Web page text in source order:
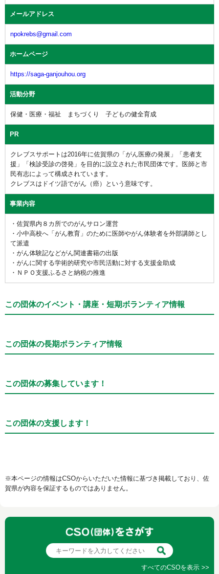
メールアドレス
npokrebs@gmail.com
ホームページ
https://saga-ganjouhou.org
活動分野
保健・医療・福祉 まちづくり 子どもの健全育成
PR
クレブスサポートは2016年に佐賀県の「がん医療の発展」「患者支
援」「検診受診の啓発」を目的に設立された市民団体です。医師と市
民有志によって構成されています。
クレブスはドイツ語でがん（癌）という意味です。
事業内容
・佐賀県内８カ所でのがんサロン運営
・小中高校へ「がん教育」のために医師やがん体験者を外部講師とし
て派遣
・がん体験記などがん関連書籍の出版
・がんに関する学術的研究や市民活動に対する支援金助成
・ＮＰＯ支援ふるさと納税の推進
この団体のイベント・講座・短期ボランティア情報
この団体の長期ボランティア情報
この団体の募集しています！
この団体の支援します！
※本ページの情報はCSOからいただいた情報に基づき掲載しており、佐
賀県が内容を保証するものではありません。
すべてのCSOを表示 >>